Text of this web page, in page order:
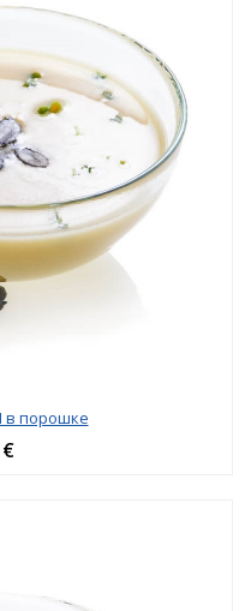
порошке